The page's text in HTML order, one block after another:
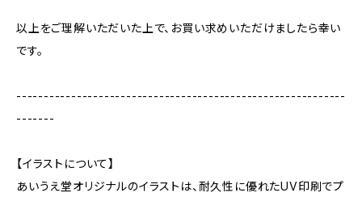
以上をご理解いただいた上で、お買い求めいただけましたら幸い
です。
------------------------------------------------------------
-------
【イラストについて】
あいうえ堂オリジナルのイラストは、耐久性に優れたUV印刷でプ